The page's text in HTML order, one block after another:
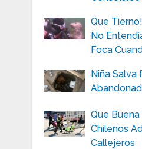
Que
No
Foca
Niña Salva
Que
Chilenos
Callejeros